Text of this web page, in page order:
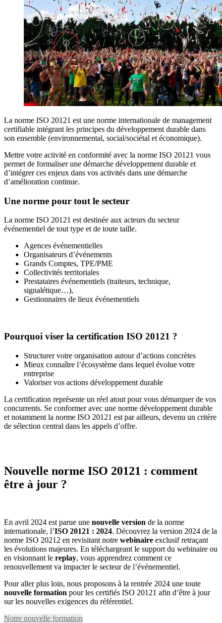
La norme ISO 20121 est une norme internationale de management
certifiable intégrant les principes du développement durable dans
son ensemble (environnemental, social/sociétal et économique).
Mettre votre activité en conformité avec la norme ISO 20121 vous
permet de formaliser une démarche développement durable et
d’intégrer ces enjeux dans vos activités dans une démarche
d’amélioration continue.
Une norme pour tout le secteur
La norme ISO 20121 est destinée aux acteurs du secteur
événementiel de tout type et de toute taille.
Agences événementielles
Organisateurs d’événements
Grands Comptes, TPE/PME
Collectivités territoriales
Prestataires événementiels (traiteurs, technique,
signalétique…),
Gestionnaires de lieux événementiels
Pourquoi viser la certification ISO 20121 ?
Structurer votre organisation autour d’actions concrètes
Mieux connaître l’écosystème dans lequel évolue votre
entreprise
Valoriser vos actions développement durable
La certification représente un réel atout pour vous démarquer de vos
concurrents. Se conformer avec une norme développement durable
et notamment la norme ISO 20121 est par ailleurs, devenu un critère
de sélection central dans les appels d’offre.
Nouvelle norme ISO 20121 : comment
être à jour ?
En avril 2024 est parue une nouvelle version de la norme
internationale, l’ISO 20121 : 2024. Découvrez la version 2024 de la
norme ISO 20212 en revisitant notre webinaire exclusif retraçant
les évolutions majeures. En téléchargeant le support du webinaire ou
en visionnant le replay, vous apprendrez comment ce
renouvellement va impacter le secteur de l’événementiel.
Pour aller plus loin, nous proposons à la rentrée 2024 une toute
nouvelle formation pour les certifiés ISO 20121 afin d’être à jour
sur les nouvelles exigences du référentiel.
Notre nouvelle formation